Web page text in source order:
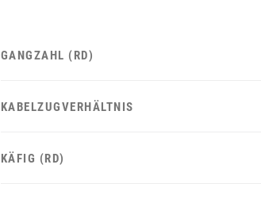
GANGZAHL (RD)
KABELZUGVERHÄLTNIS
KÄFIG (RD)